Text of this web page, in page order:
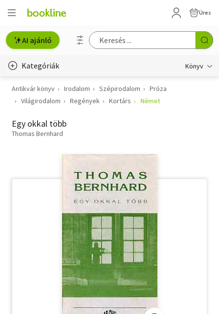
Üres
AI ajánló
Kategóriák Könyv
Életmód, egészség
Gyermek- és ifjúsági
Hobbi, szabadidő
Szótár, nyelvkönyv
Tankönyv, segédkönyv
Társadalomtudomány
Természettudomány
Antikvár könyv Irodalom Szépirodalom
Próza
Világirodalom
Regények Kortárs Német
Egy okkal több
Thomas Bernhard